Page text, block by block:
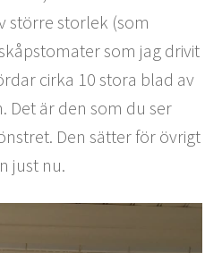
större storlek (som
som jag drivit
cirka 10 stora blad av
Det är den som du ser
Den sätter för övrigt
just nu.